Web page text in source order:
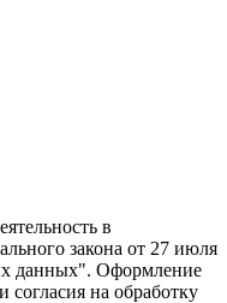
в
закона от 27 июля
данных". Оформление
согласия на обработку